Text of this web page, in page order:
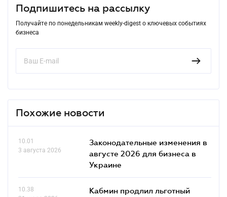
Подпишитесь на рассылку
Получайте по понедельникам weekly-digest о ключевых событиях
бизнеса
Похожие новости
10.01
3 августа 2026
Законодательные изменения в
августе 2026 для бизнеса в
Украине
10.38
Кабмин продлил льготный